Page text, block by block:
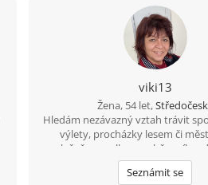
viki13
Žena, 54 let,
Hledám nezávazný vztah trávit
výlety, procházky lesem či
společně na wellness, občas
si dobrou kávu,,, těšit se jeden
Hledám muže ve věku od
Seznámit se